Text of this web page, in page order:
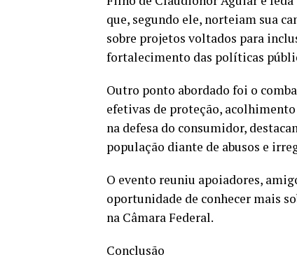
que, segundo ele, norteiam sua
sobre projetos voltados para
fortalecimento das políticas
Outro ponto abordado foi o
efetivas de proteção,
na defesa do consumidor,
população diante de abusos e
O evento reuniu apoiadores,
oportunidade de conhecer mais
na Câmara Federal.
Conclusão